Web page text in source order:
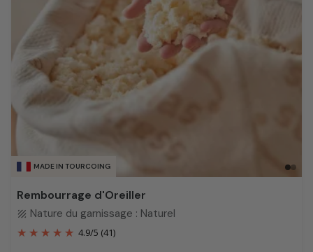
MADE IN TOURCOING
Rembourrage d'Oreiller
texture Nature du garnissage : Naturel
4.9/5 (41)